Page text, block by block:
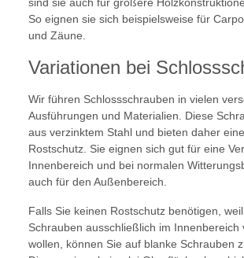
So eignen sie sich beispielsweise für
und Zäune.
Variationen bei
Wir führen Schlossschrauben in vielen
Ausführungen und Materialien. Diese
aus verzinktem Stahl und bieten daher
Rostschutz. Sie eignen sich gut für eine
Innenbereich und bei normalen
auch für den Außenbereich.
Falls Sie keinen Rostschutz benötigen,
Schrauben ausschließlich im Innenbereich
wollen, können Sie auf blanke Schrauben